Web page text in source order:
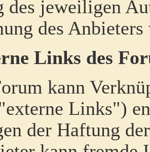
des jeweiligen
des Anbieters
Links des
kann
Links")
der Haftung